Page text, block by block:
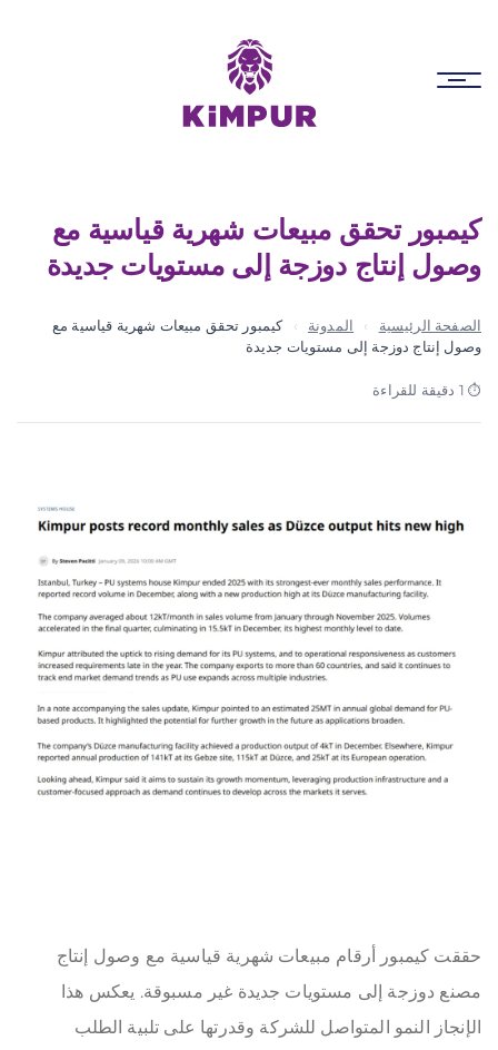
Toggle
كيمبور تحقق مبيعات شهرية قياسية مع
وصول إنتاج دوزجة إلى مستويات جديدة
الصفحة الرئيسية › المدونة ›
كيمبور تحقق مبيعات شهرية قياسية مع
وصول إنتاج دوزجة إلى مستويات جديدة
1 دقيقة للقراءة
حققت كيمبور أرقام مبيعات شهرية قياسية مع وصول إنتاج
مصنع دوزجة إلى مستويات جديدة غير مسبوقة. يعكس هذا
الإنجاز النمو المتواصل للشركة وقدرتها على تلبية الطلب